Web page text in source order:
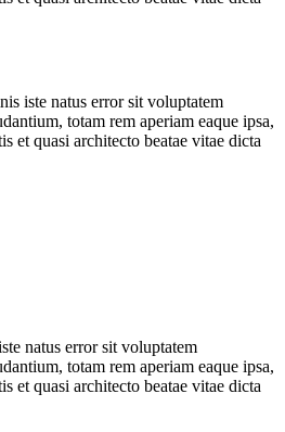
iste natus error sit voluptatem
totam rem aperiam eaque ipsa,
et quasi architecto beatae vitae dicta
natus error sit voluptatem
totam rem aperiam eaque ipsa,
et quasi architecto beatae vitae dicta